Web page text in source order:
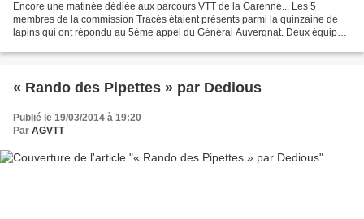
Encore une matinée dédiée aux parcours VTT de la Garenne... Les 5
membres de la commission Tracés étaient présents parmi la quinzaine de
lapins qui ont répondu au 5ème appel du Général Auvergnat. Deux équipes
« Rando des Pipettes » par Dedious
Publié le 19/03/2014 à 19:20
Par AGVTT